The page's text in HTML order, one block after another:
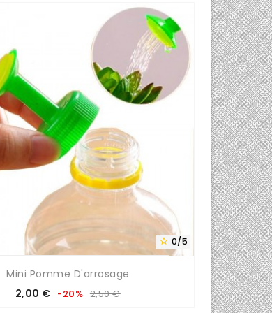
 0/5
Mini Pomme D'arrosage
Prix
2,00 € Prix
-20% 2,50 €